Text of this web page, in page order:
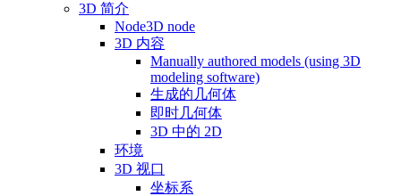
3D 简介
Node3D node
3D 内容
Manually authored models (using 3D
modeling software)
生成的几何体
即时几何体
3D 中的 2D
环境
3D 视口
坐标系